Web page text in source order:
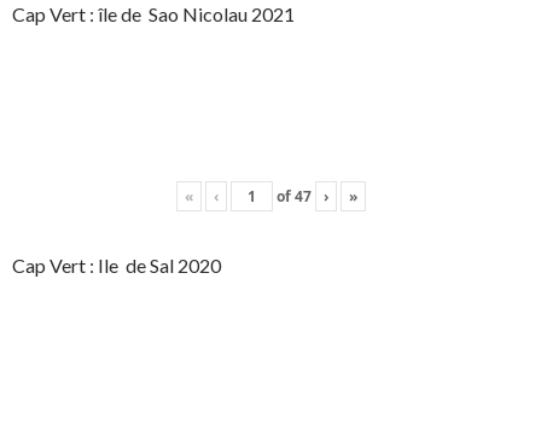
Cap Vert : île de Sao Nicolau 2021
« ‹ of47 › »
Cap Vert : Ile de Sal 2020